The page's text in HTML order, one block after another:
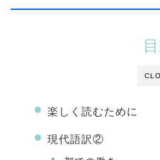
楽しく読むために
現代語訳②